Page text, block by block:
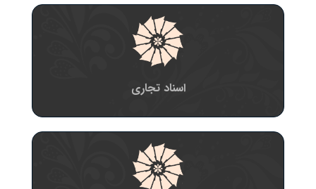
اسناد تجاری